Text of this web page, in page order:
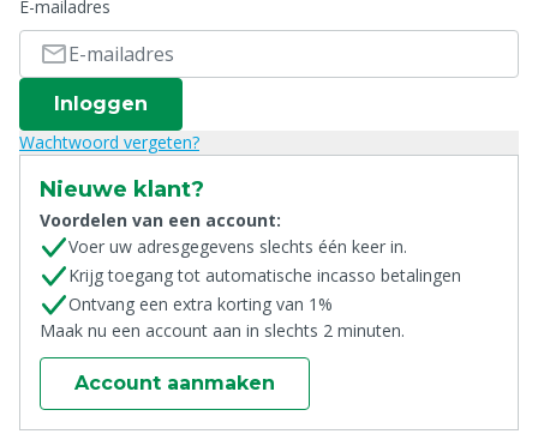
E-mailadres
Inloggen
Wachtwoord vergeten?
Nieuwe klant?
Voordelen van een account:
Voer uw adresgegevens slechts één keer in.
Krijg toegang tot automatische incasso betalingen
Ontvang een extra korting van 1%
Maak nu een account aan in slechts 2 minuten.
Account aanmaken